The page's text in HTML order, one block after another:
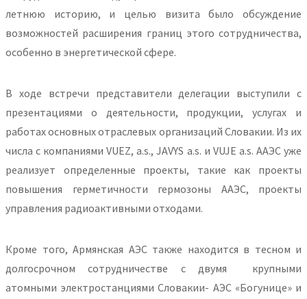
летнюю историю, и целью визита было обсуждение
возможностей расширения границ этого сотрудничества,
особенно в энергетической сфере.
В ходе встречи представители делегации выступили с
презентациями о деятельности, продукции, услугах и
работах основных отраслевых организаций Словакии. Из их
числа с компаниями VUEZ, a.s., JAVYS a.s. и VUJE a.s. ААЭС уже
реализует определенные проекты, такие как проекты
повышения герметичности гермозоны ААЭС, проекты
управления радиоактивными отходами.
Кроме того, Армянская АЭС также находится в тесном и
долгосрочном сотрудничестве с двумя крупными
атомными электростанциями Словакии- АЭС «Богунице» и